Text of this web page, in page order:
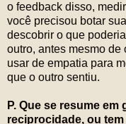
o feedback disso,
você precisou botar
descobrir o que
outro, antes mesmo
usar de empatia para
que o outro sentiu.
P. Que se resume
reciprocidade, ou